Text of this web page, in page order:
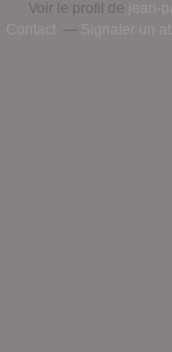
Voir le profil de jean-
Contact
Signaler un